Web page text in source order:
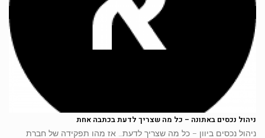
ניהול נכסים באתונה – כל מה שצריך לדעת בכתבה אחת
ניהול נכסים ביוון – כל מה שצריך לדעת… אז מהו תפקידה של חברת